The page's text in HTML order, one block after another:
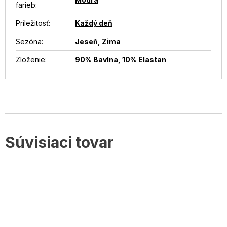
Súvisiaci tovar
farieb:
Príležitosť: Každý deň
Sezóna: Jeseň Zima
Zloženie: 90% Bavlna, 10% Elastan